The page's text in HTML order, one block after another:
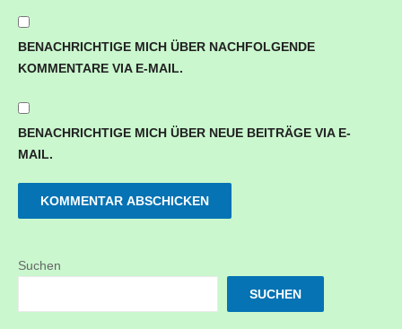
BENACHRICHTIGE MICH ÜBER NACHFOLGENDE
KOMMENTARE VIA E-MAIL.
BENACHRICHTIGE MICH ÜBER NEUE BEITRÄGE VIA E-
MAIL.
Suchen
SUCHEN